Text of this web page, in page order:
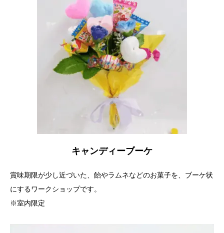
キャンディーブーケ
賞味期限が少し近づいた、飴やラムネなどのお菓子を、ブーケ状
にするワークショップです。
※室内限定